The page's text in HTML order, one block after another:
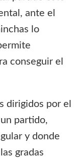
ante el
lo
conseguir el
dirigidos por el
partido,
y donde
gradas